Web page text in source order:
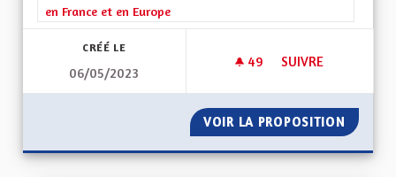
en France et en Europe
CRÉÉ LE
06/05/2023
49 49 ABONNÉS
SUIVRE
VOIR LA PROPOSITION